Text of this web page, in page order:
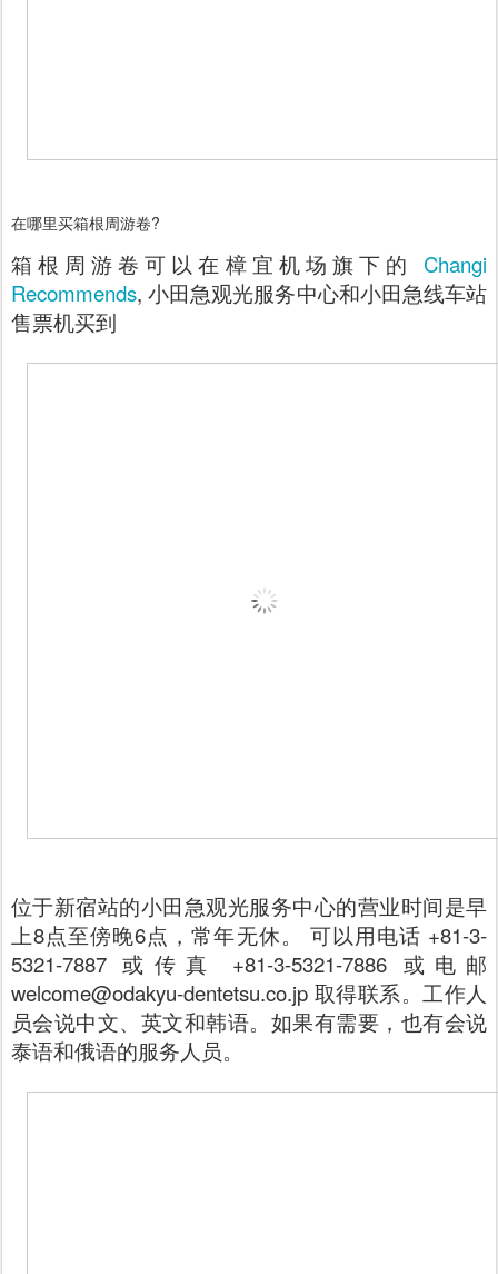
在哪里买箱根周游卷?
箱根周游卷可以在樟宜机场旗下的 Changi
Recommends, 小田急观光服务中心和小田急线车站
售票机买到
位于新宿站的小田急观光服务中心的营业时间是早
上8点至傍晚6点，常年无休。 可以用电话 +81-3-
5321-7887 或传真 +81-3-5321-7886 或电邮
welcome@odakyu-dentetsu.co.jp 取得联系。工作人
员会说中文、英文和韩语。如果有需要，也有会说
泰语和俄语的服务人员。